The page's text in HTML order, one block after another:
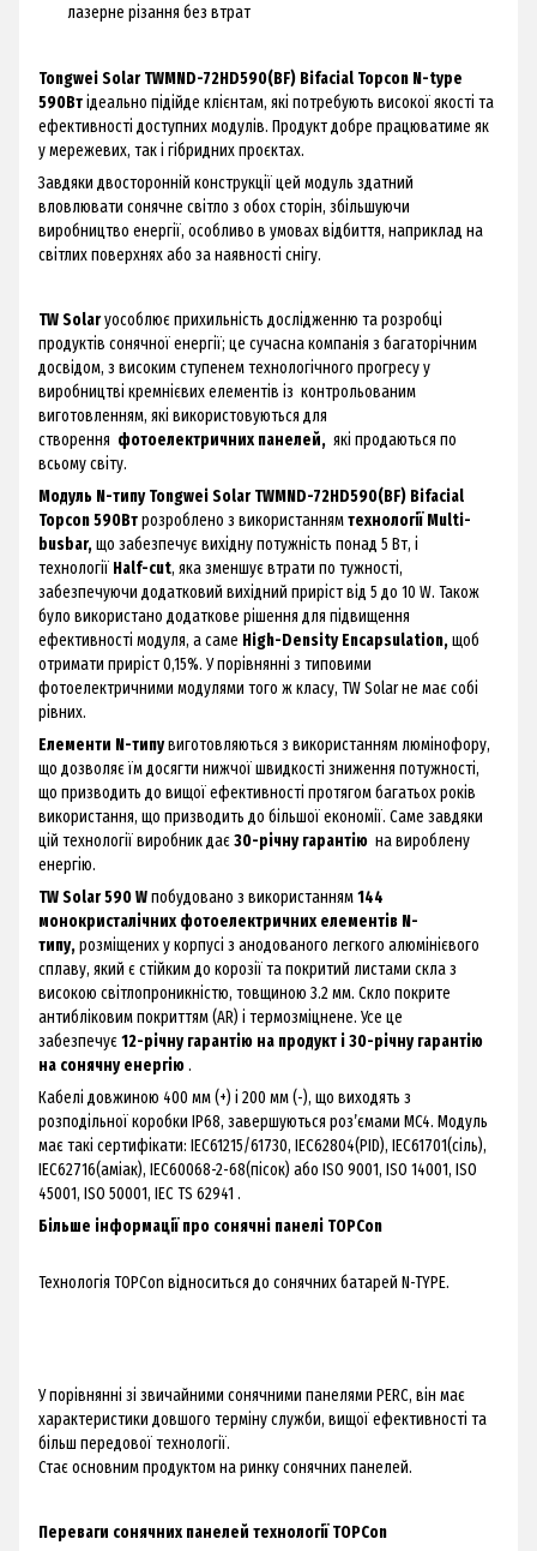
лазерне різання без втрат
Tongwei Solar TWMND-72HD590(BF) Bifacial Topcon N-type
590Втідеально підійде клієнтам, які потребують високої якості та
ефективності доступних модулів. Продукт добре працюватиме як
у мережевих, так і гібридних проєктах.
Завдяки двосторонній конструкції цей модуль здатний
вловлювати сонячне світло з обох сторін, збільшуючи
виробництво енергії, особливо в умовах відбиття, наприклад на
світлих поверхнях або за наявності снігу.
TWSolarуособлює прихильність дослідженню та розробці
продуктів сонячної енергії; це сучасна компанія з багаторічним
досвідом, з високим ступенем технологічного прогресу у
виробництві кремнієвих елементів із контрольованим
виготовленням, які використовуються для
створення фотоелектричних панелей, які продаються по
всьому світу.
Модуль N-типу Tongwei Solar TWMND-72HD590(BF) Bifacial
Topcon 590Втрозроблено з використаннямтехнології Multi-
busbar,що забезпечує вихідну потужність понад 5 Вт, і
технології Half-cut, яка зменшує втрати по тужності,
забезпечуючи додатковий вихідний приріст від 5 до 10 W. Також
було використано додаткове рішення для підвищення
ефективності модуля, а саме High-Density Encapsulation,щоб
отримати приріст 0,15%. У порівнянні з типовими
фотоелектричними модулями того ж класу, TW Solar не має собі
рівних.
Елементи N-типувиготовляються з використанням люмінофору,
що дозволяє їм досягти нижчої швидкості зниження потужності,
що призводить до вищої ефективності протягом багатьох років
використання, що призводить до більшої економії. Саме завдяки
цій технології виробник дає30-річну гарантію на вироблену
енергію.
TW Solar 590 Wпобудовано з використанням144
монокристалічних фотоелектричних елементів N-
типу,розміщених у корпусі з анодованого легкого алюмінієвого
сплаву, який є стійким до корозії та покритий листами скла з
високою світлопроникністю, товщиною 3.2 мм. Скло покрите
антибліковим покриттям (AR) і термозміцнене. Усе це
забезпечує12-річну гарантію на продукт і 30-річну гарантію
на сонячну енергію.
Кабелі довжиною 400 мм (+) і 200 мм (-), що виходять з
розподільної коробки IP68, завершуються роз’ємами MC4. Модуль
має такі сертифікати: IEC61215/61730, IEC62804(PID), IEC61701(сіль),
IEC62716(аміак), IEC60068-2-68(пісок) або ISO 9001, ISO 14001, ISO
45001, ISO 50001, IEC TS 62941 .
Більше інформації про сонячні панелі TOPCon
Технологія TOPCon відноситься до сонячних батарей N-TYPE.
У порівнянні зі звичайними сонячними панелями PERC, він має
характеристики довшого терміну служби, вищої ефективності та
більш передової технології.
Стає основним продуктом на ринку сонячних панелей.
Переваги сонячних панелей технології TOPCon